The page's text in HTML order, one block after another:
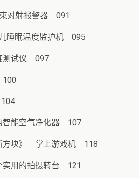
对射报警器 091
睡眠温度监护机 095
测试仪 097
智能空气净化器 107
方块》 掌上游戏机 118
实用的拍摄转台 121